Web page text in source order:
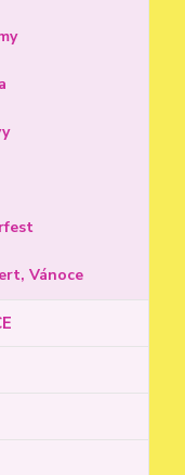
Vánoce